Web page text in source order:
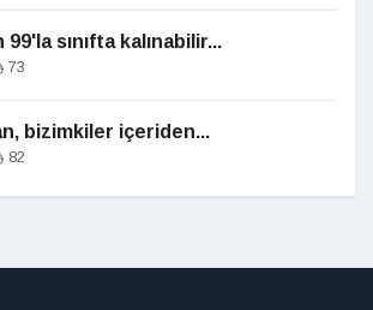
sınıfta kalınabilir...
73
bizimkiler içeriden...
82